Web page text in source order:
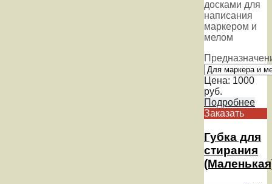
досками для
написания
маркером и
мелом
Цена: 1000
руб.
Подробнее
Заказать
Губка для
стирания